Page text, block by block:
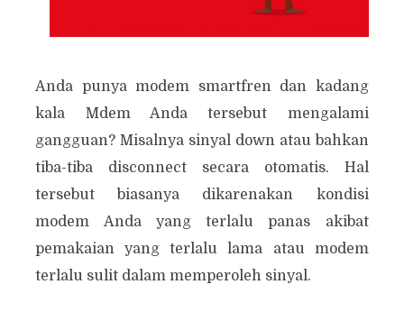
Anda punya modem smartfren dan kadang
kala Mdem Anda tersebut mengalami
gangguan? Misalnya sinyal down atau bahkan
tiba-tiba disconnect secara otomatis. Hal
tersebut biasanya dikarenakan kondisi
modem Anda yang terlalu panas akibat
pemakaian yang terlalu lama atau modem
terlalu sulit dalam memperoleh sinyal.